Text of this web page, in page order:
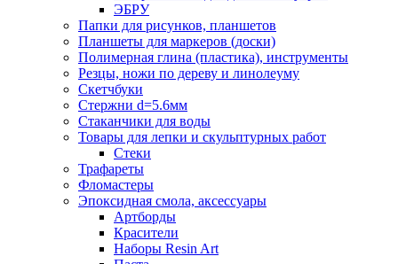
ЭБРУ
Папки для рисунков, планшетов
Планшеты для маркеров (доски)
Полимерная глина (пластика), инструменты
Резцы, ножи по дереву и линолеуму
Скетчбуки
Стержни d=5.6мм
Стаканчики для воды
Товары для лепки и скульптурных работ
Стеки
Трафареты
Фломастеры
Эпоксидная смола, аксессуары
Артборды
Красители
Наборы Resin Art